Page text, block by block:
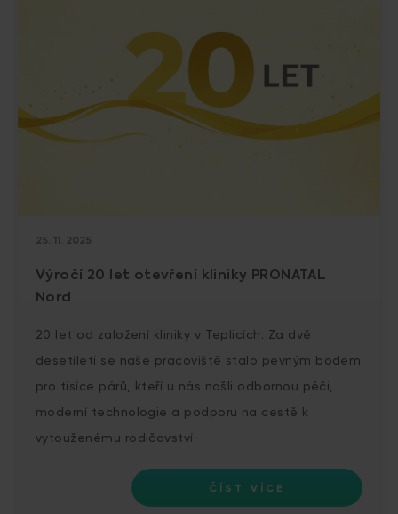
25. 11. 2025
Výročí 20 let otevření kliniky PRONATAL
Nord
20 let od založení kliniky v Teplicích. Za dvě
desetiletí se naše pracoviště stalo pevným bodem
pro tisíce párů, kteří u nás našli odbornou péči,
moderní technologie a podporu na cestě k
vytouženému rodičovství.
ČÍST VÍCE